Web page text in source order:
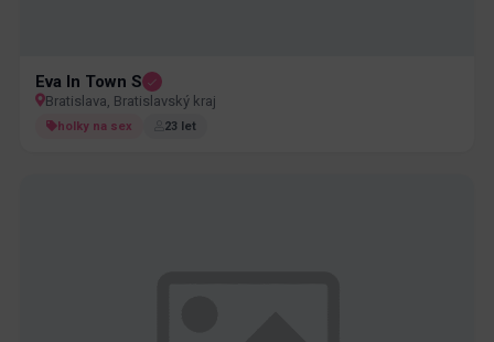
Eva In Town S
Bratislava, Bratislavský kraj
holky na sex 23 let